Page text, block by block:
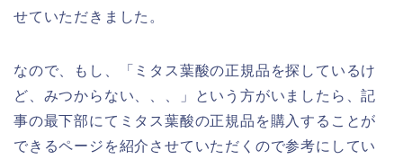
せていただきました。
なので、もし、「ミタス葉酸の正規品を探しているけ
ど、みつからない、、、」という方がいましたら、記
事の最下部にてミタス葉酸の正規品を購入することが
できるページを紹介させていただくので参考にしてい